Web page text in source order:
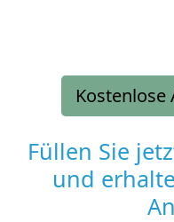
Kostenlose
Füllen Sie
und